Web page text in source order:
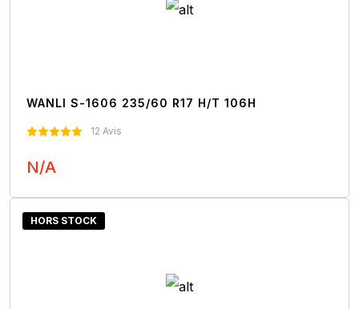
WANLI S-1606 235/60 R17 H/T 106H
12 Avis
N/A
HORS STOCK